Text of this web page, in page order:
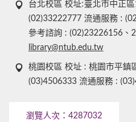
台北校區 校址:臺北市中正
(02)33222777 流通服務 :
參考諮詢 : (02)23226156、
library@ntub.edu.tw
桃園校區 校址 : 桃園市平鎮
(03)4506333 流通服務 :
瀏覽人次： 4287032